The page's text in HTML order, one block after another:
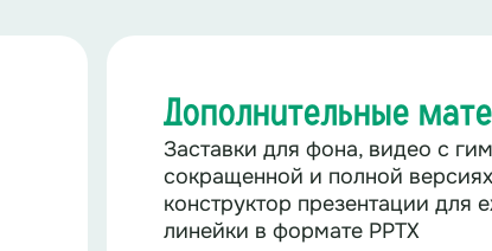
Дополнительные
Заставки для фона, видео с
сокращенной и полной
конструктор презентации для
линейки в формате PPTX